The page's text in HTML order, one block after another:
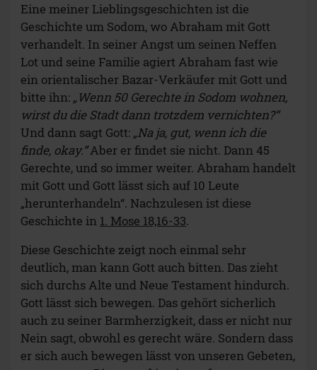
Eine meiner Lieblingsgeschichten ist die
Geschichte um Sodom, wo Abraham mit Gott
verhandelt. In seiner Angst um seinen Neffen
Lot und seine Familie agiert Abraham fast wie
ein orientalischer Bazar-Verkäufer mit Gott und
bitte ihn: „Wenn 50 Gerechte in Sodom wohnen,
wirst du die Stadt dann trotzdem vernichten?“
Und dann sagt Gott: „Na ja, gut, wenn ich die
finde, okay.“Aber er findet sie nicht. Dann 45
Gerechte, und so immer weiter. Abraham handelt
mit Gott und Gott lässt sich auf 10 Leute
„herunterhandeln“. Nachzulesen ist diese
Geschichte in 1. Mose 18,16-33.
Diese Geschichte zeigt noch einmal sehr
deutlich, man kann Gott auch bitten. Das zieht
sich durchs Alte und Neue Testament hindurch.
Gott lässt sich bewegen. Das gehört sicherlich
auch zu seiner Barmherzigkeit, dass er nicht nur
Nein sagt, obwohl es gerecht wäre. Sondern dass
er sich auch bewegen lässt von unseren Gebeten,